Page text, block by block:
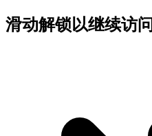
滑动解锁以继续访问